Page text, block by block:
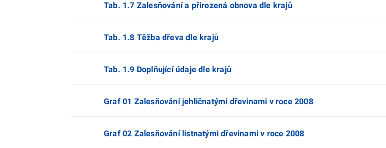
Tab. 1.7 Zalesňování a přirozená obnova dle krajů
Tab. 1.8 Těžba dřeva dle krajů
Tab. 1.9 Doplňující údaje dle krajů
Graf 01 Zalesňování jehličnatými dřevinami v roce 2008
Graf 02 Zalesňování listnatými dřevinami v roce 2008